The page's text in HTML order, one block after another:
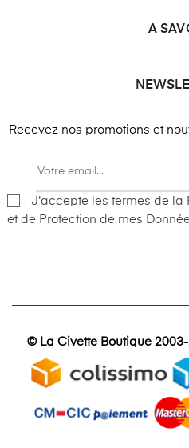
A
Recevez nos promotions et
J'accepte les termes de la
et de Protection de mes
© La Civette Boutique